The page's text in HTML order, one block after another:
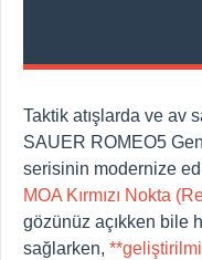
Taktik atışlarda ve av
SAUER ROMEO5
serisinin modernize
MOA Kırmızı Nokta
gözünüz açıkken bile
sağlarken,